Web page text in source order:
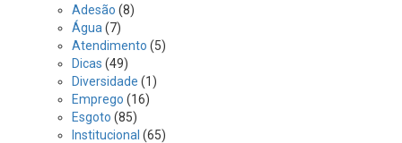
Adesão (8)
Água (7)
Atendimento (5)
Dicas (49)
Diversidade (1)
Emprego (16)
Esgoto (85)
Institucional (65)